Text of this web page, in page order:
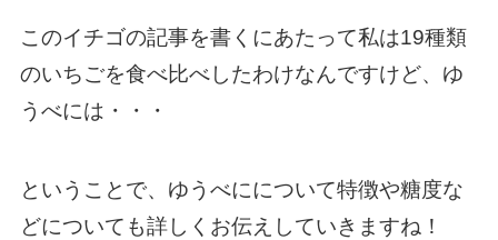
このイチゴの記事を書くにあたって私は19種類
のいちごを食べ比べしたわけなんですけど、ゆ
うべには・・・
ということで、ゆうべにについて特徴や糖度な
どについても詳しくお伝えしていきますね！